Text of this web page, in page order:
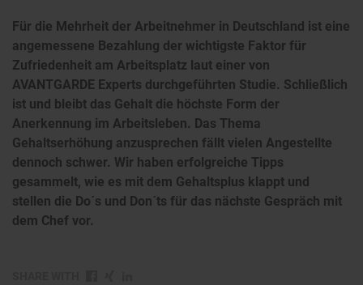
Für die Mehrheit der Arbeitnehmer in Deutschland ist eine
angemessene Bezahlung der wichtigste Faktor für
Zufriedenheit am Arbeitsplatz laut einer von
AVANTGARDE Experts durchgeführten Studie. Schließlich
ist und bleibt das Gehalt die höchste Form der
Anerkennung im Arbeitsleben. Das Thema
Gehaltserhöhung anzusprechen fällt vielen Angestellte
dennoch schwer. Wir haben erfolgreiche Tipps
gesammelt, wie es mit dem Gehaltsplus klappt und
stellen die Do´s und Don´ts für das nächste Gespräch mit
dem Chef vor.